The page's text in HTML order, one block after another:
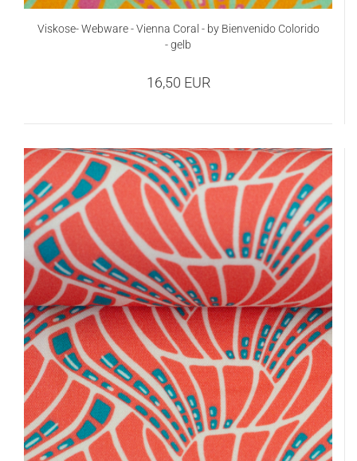
Viskose- Webware - Vienna Coral - by Bienvenido Colorido
- gelb
16,50 EUR